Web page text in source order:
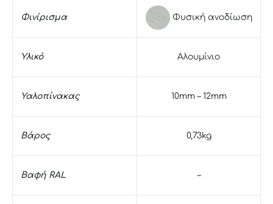
Φινίρισμα Φυσική ανοδίωση
Υλικό Αλουμίνιο
Υαλοπίνακας 10mm – 12mm
Βάρος 0,73kg
Βαφή RAL –